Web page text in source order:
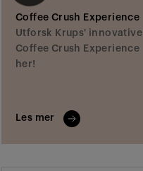
Coffee Crush Experience
Utforsk Krups' innovative
Coffee Crush Experience
her!
Les mer